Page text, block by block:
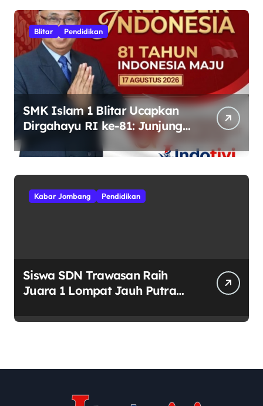
Blitar Pendidikan
SMK Islam 1 Blitar Ucapkan
Dirgahayu RI ke-81: Junjung
Kebhinekaan
Kabar Jombang Pendidikan
Siswa SDN Trawasan Raih
Juara 1 Lompat Jauh Putra
di HUT RI ke-81